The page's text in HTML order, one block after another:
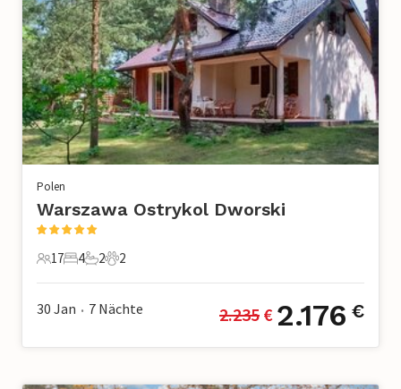
Polen
Warszawa Ostrykol Dworski
17 Gäste
17
4 Schlafzimmer
4
2 Badezimmer
2
2 Haustiere
2
30 Jan • 7 Nächte 2.235 € 2.176 €